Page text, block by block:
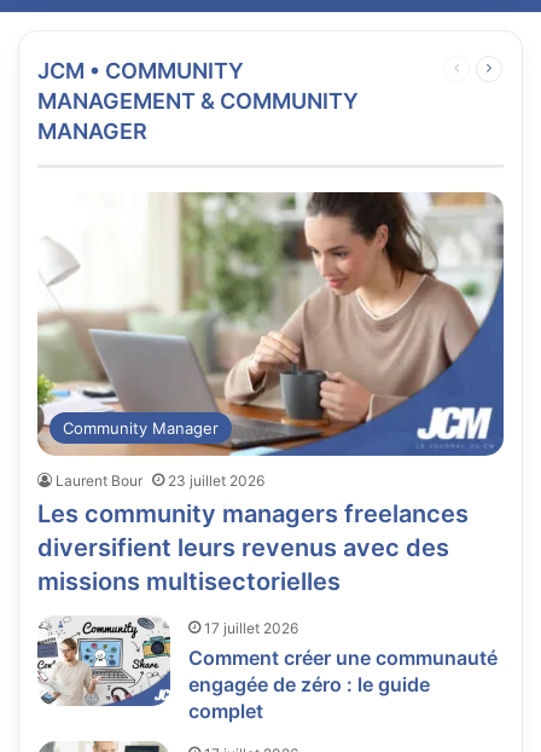
JCM • COMMUNITY
MANAGEMENT & COMMUNITY
MANAGER
Page
Community Manager
Laurent Bour 23 juillet 2026
Les community managers freelances
diversifient leurs revenus avec des
missions multisectorielles
17 juillet 2026
Comment créer une communauté
engagée de zéro : le guide
complet